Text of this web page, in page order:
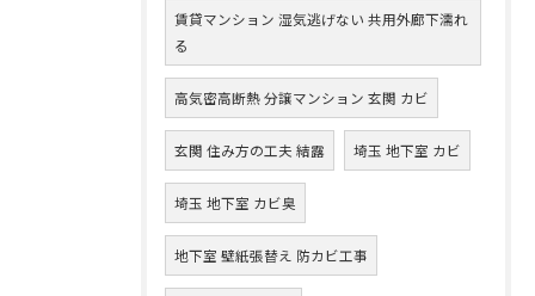
賃貸マンション 湿気逃げない 共用外廊下濡れ
る
高気密高断熱 分譲マンション 玄関 カビ
玄関 住み方の工夫 結露 埼玉 地下室 カビ
埼玉 地下室 カビ臭
地下室 壁紙張替え 防カビ工事